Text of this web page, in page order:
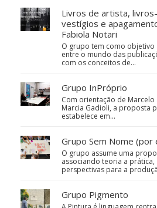
Livros de artista,
vestígios e
Fabiola Notari
O grupo tem como
entre o mundo das
com os conceitos de…
Grupo InPróprio
Com orientação de Marcelo
Marcia Gadioli, a proposta
estabelece em…
Grupo Sem Nome (por
O grupo assume uma
associando teoria a
perspectivas para a
Grupo Pigmento